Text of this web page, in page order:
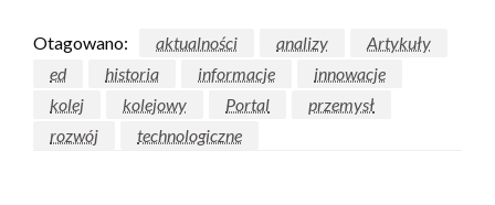
Otagowano: aktualności analizy
Artykuły
ed
historia informacje
innowacje
kolej
kolejowy Portal
przemysł
rozwój
technologiczne